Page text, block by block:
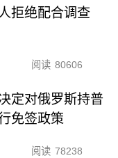
拒绝配合调查
阅读 80606
定对俄罗斯持普
免签政策
阅读 78238